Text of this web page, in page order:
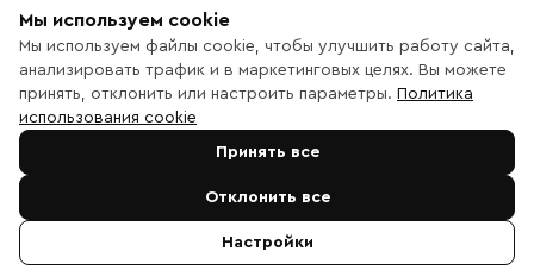
Политика использования cookie
© 2013 – 2026 Ecaterix SRL
Мы используем cookie
Мы используем файлы cookie, чтобы улучшить работу сайта,
анализировать трафик и в маркетинговых целях. Вы можете
принять, отклонить или настроить параметры. Политика
использования cookie
Принять все
Отклонить все
Настройки